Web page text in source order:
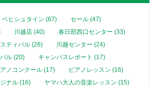
ベヒシュタイン (67)
セール (47)
川越店 (40)
春日部西口センター (33)
ティバル (26)
川越センター (24)
ル (20)
キャンパスレポート (17)
ノコンクール (17)
ピアノレッスン (16)
ナル (16)
ヤマハ大人の音楽レッスン (15)